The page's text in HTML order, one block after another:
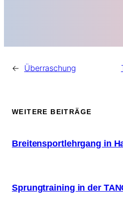
← Überraschung
WEITERE BEITRÄGE
Breitensportlehrgang in
Sprungtraining in der